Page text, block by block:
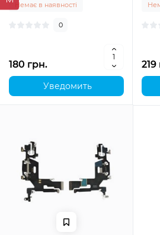
Немає в наявності
0
180 грн.
Уведомить
219